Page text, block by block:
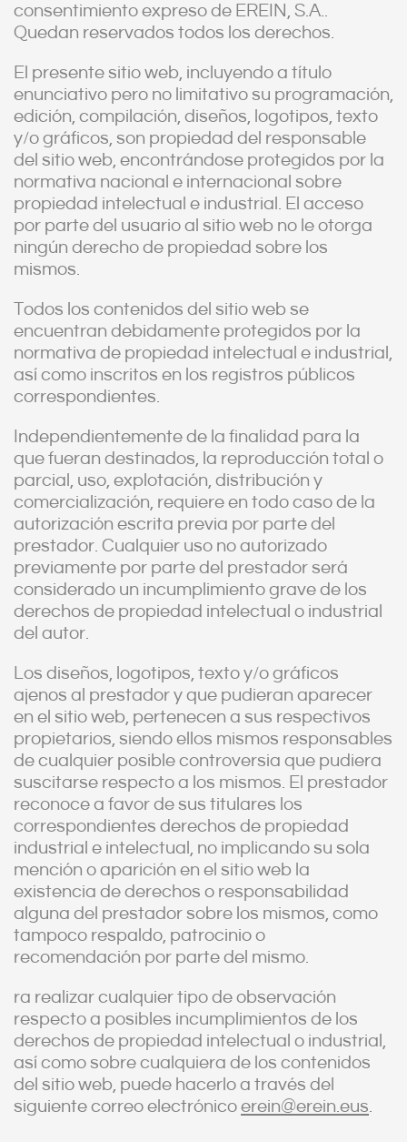
consentimiento expreso de EREIN, S.A..
Quedan reservados todos los derechos.
El presente sitio web, incluyendo a título
enunciativo pero no limitativo su programación,
edición, compilación, diseños, logotipos, texto
y/o gráficos, son propiedad del responsable
del sitio web, encontrándose protegidos por la
normativa nacional e internacional sobre
propiedad intelectual e industrial. El acceso
por parte del usuario al sitio web no le otorga
ningún derecho de propiedad sobre los
mismos.
Todos los contenidos del sitio web se
encuentran debidamente protegidos por la
normativa de propiedad intelectual e industrial,
así como inscritos en los registros públicos
correspondientes.
Independientemente de la finalidad para la
que fueran destinados, la reproducción total o
parcial, uso, explotación, distribución y
comercialización, requiere en todo caso de la
autorización escrita previa por parte del
prestador. Cualquier uso no autorizado
previamente por parte del prestador será
considerado un incumplimiento grave de los
derechos de propiedad intelectual o industrial
del autor.
Los diseños, logotipos, texto y/o gráficos
ajenos al prestador y que pudieran aparecer
en el sitio web, pertenecen a sus respectivos
propietarios, siendo ellos mismos responsables
de cualquier posible controversia que pudiera
suscitarse respecto a los mismos. El prestador
reconoce a favor de sus titulares los
correspondientes derechos de propiedad
industrial e intelectual, no implicando su sola
mención o aparición en el sitio web la
existencia de derechos o responsabilidad
alguna del prestador sobre los mismos, como
tampoco respaldo, patrocinio o
recomendación por parte del mismo.
ra realizar cualquier tipo de observación
respecto a posibles incumplimientos de los
derechos de propiedad intelectual o industrial,
así como sobre cualquiera de los contenidos
del sitio web, puede hacerlo a través del
siguiente correo electrónicoerein@erein.eus.